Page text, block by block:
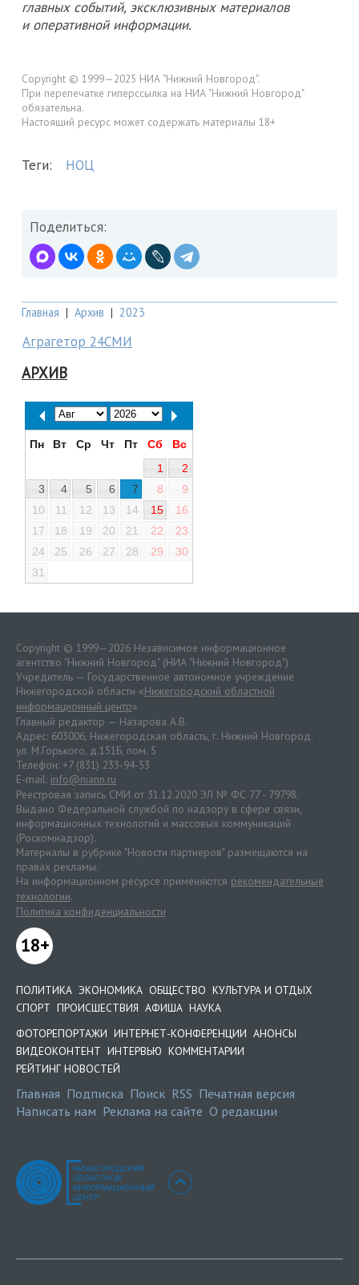
главных событий, эксклюзивных материалов
и оперативной информации.
Copyright © 1999—2025 НИА "Нижний Новгород".
При перепечатке гиперссылка на НИА "Нижний Новгород"
обязательна.
Настоящий ресурс может содержать материалы 18+
Теги: НОЦ
Поделиться:
Главная | Архив | 2023
Аграгетор 24СМИ
АРХИВ
Пн Вт Ср Чт Пт Сб
Вс
1
2
3
4 5 6 7 8
9
10
11 12 13 14 15
16
17
18 19 20 21 22
23
24
25 26 27 28 29
30
31
Copyright © 1999—2026 Независимое информационное
агентство "Нижний Новгород" (НИА "Нижний Новгород")
Учредитель — Государственное автономное учреждение
Нижегородской области «Нижегородский областной
информационный центр»
Главный редактор — Назарова А.В.
Адрес: 603006, Нижегородская область, г. Нижний Новгород.
ул. М.Горького, д.151Б, пом. 5
Телефон: +7 (831) 233-94-53
E-mail: info@niann.ru
Реестровая запись СМИ от 31.12.2020 ЭЛ № ФС 77 - 79798.
Выдано Федеральной службой по надзору в сфере связи,
информационных технологий и массовых коммуникаций
(Роскомнадзор).
Материалы в рубрике "Новости партнеров" размещаются на
правах рекламы.
На информационном ресурсе применяются рекомендательные
технологии.
Политика конфиденциальности
18+
ПОЛИТИКА ЭКОНОМИКА ОБЩЕСТВО КУЛЬТУРА И ОТДЫХ
СПОРТ ПРОИСШЕСТВИЯ АФИША НАУКА
ФОТОРЕПОРТАЖИ ИНТЕРНЕТ-КОНФЕРЕНЦИИ АНОНСЫ
ВИДЕОКОНТЕНТ ИНТЕРВЬЮ КОММЕНТАРИИ
РЕЙТИНГ НОВОСТЕЙ
Главная Подписка Поиск RSS Печатная версия
Написать нам Реклама на сайте О редакции